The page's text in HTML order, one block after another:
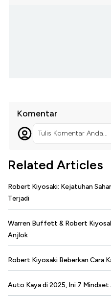
Komentar
Tulis Komentar Anda...
Related Articles
Robert Kiyosaki: Kejatuhan
Terjadi
Warren Buffett & Robert
Anjlok
Robert Kiyosaki Beberkan Cara
Auto Kaya di 2025, Ini 7